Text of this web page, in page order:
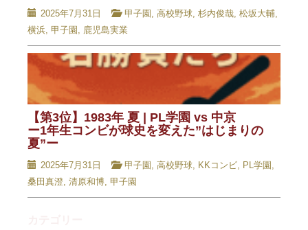
2025年7月31日 甲子園 , 高校野球, 杉内俊哉, 松坂大輔,
横浜, 甲子園 , 鹿児島実業
【第3位】1983年 夏 | PL学園 vs 中京
ー1年生コンビが球史を変えた”はじまりの
夏”ー
2025年7月31日 甲子園 , 高校野球, KKコンビ, PL学園 ,
桑田真澄, 清原和博, 甲子園